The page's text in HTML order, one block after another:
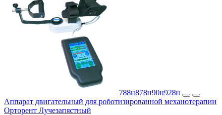
788н878н90н928н
Аппарат двигательный для роботизированной механотерапии
Орторент Лучезапястный